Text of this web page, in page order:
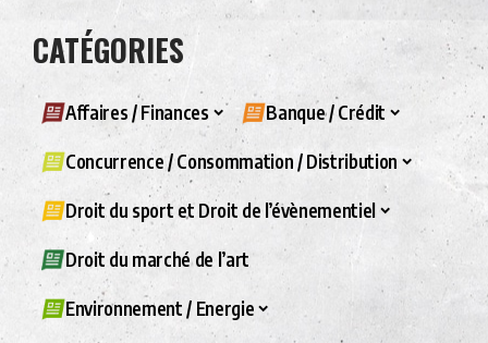
CATÉGORIES
Affaires / Finances Banque / Crédit
Concurrence / Consommation / Distribution
Droit du sport et Droit de l’évènementiel
Droit du marché de l’art
Environnement / Energie